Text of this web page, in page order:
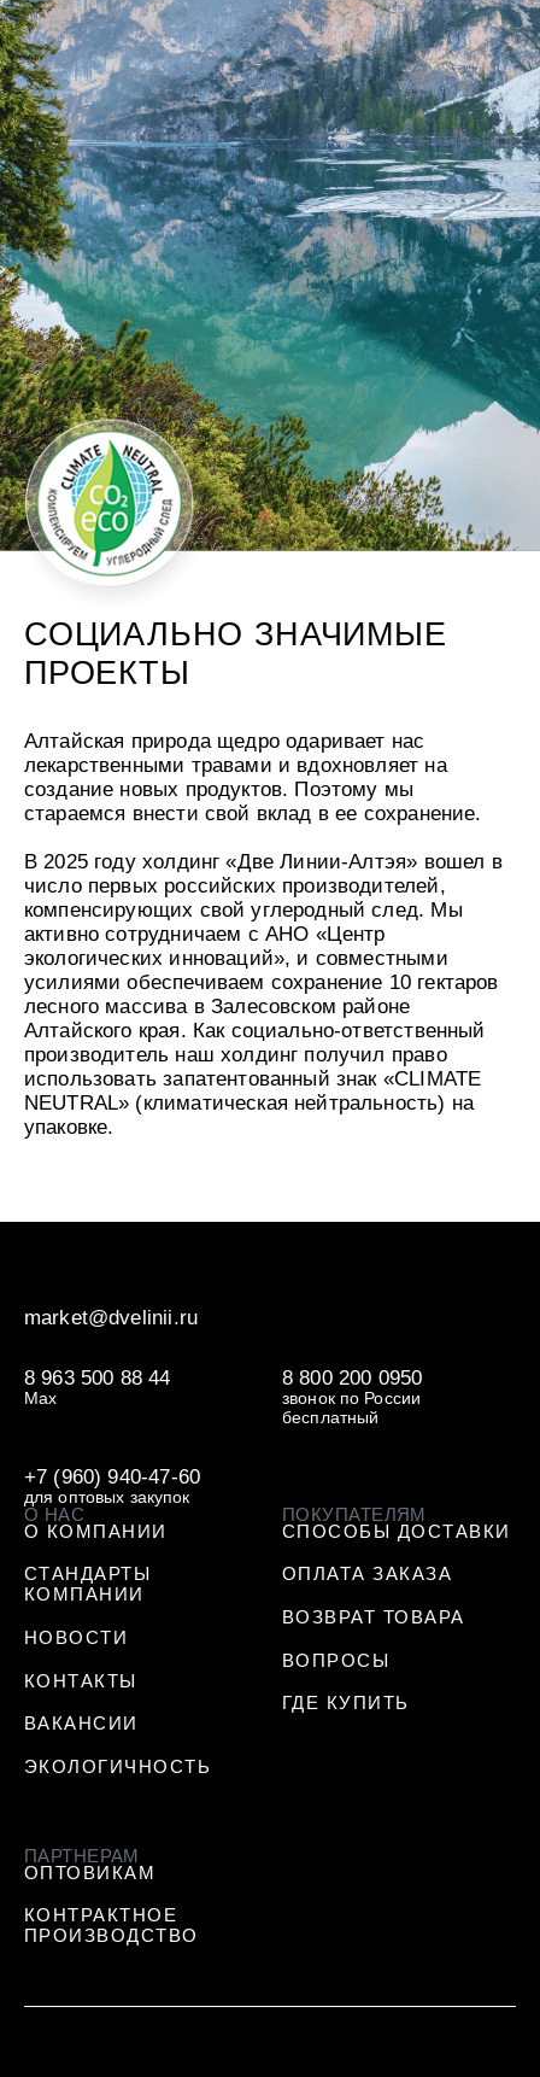
СОЦИАЛЬНО ЗНАЧИМЫЕ
ПРОЕКТЫ
Алтайская природа щедро одаривает нас
лекарственными травами и вдохновляет на
создание новых продуктов. Поэтому мы
стараемся внести свой вклад в ее сохранение.
В 2025 году холдинг «Две Линии-Алтэя» вошел в
число первых российских производителей,
компенсирующих свой углеродный след. Мы
активно сотрудничаем с АНО «Центр
экологических инноваций», и совместными
усилиями обеспечиваем сохранение 10 гектаров
лесного массива в Залесовском районе
Алтайского края. Как социально-ответственный
производитель наш холдинг получил право
использовать запатентованный знак «CLIMATE
NEUTRAL» (климатическая нейтральность) на
упаковке.
market@dvelinii.ru
8 800 200 0950
звонок по России
бесплатный
8 963 500 88 44
Max
+7 (960) 940-47-60
для оптовых закупок
О НАС
О КОМПАНИИ
СТАНДАРТЫ
КОМПАНИИ
НОВОСТИ
КОНТАКТЫ
ВАКАНСИИ
ЭКОЛОГИЧНОСТЬ
ПОКУПАТЕЛЯМ
СПОСОБЫ ДОСТАВКИ
ОПЛАТА ЗАКАЗА
ВОЗВРАТ ТОВАРА
ВОПРОСЫ
ГДЕ КУПИТЬ
ПАРТНЕРАМ
ОПТОВИКАМ
КОНТРАКТНОЕ
ПРОИЗВОДСТВО